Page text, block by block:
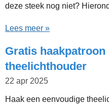
deze steek nog niet?
Lees meer »
Gratis haakpatroon
theelichthouder
22 apr 2025
Haak een eenvoudige